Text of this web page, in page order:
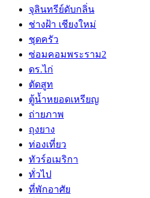
จุลินทรีย์ดับกลิ่น
ช่างฝ้า เชียงใหม่
ชุดครัว
ซ่อมคอมพระราม2
ดร.ไก่
ตัดสูท
ตู้น้ำหยอดเหรียญ
ถ่ายภาพ
ถุงยาง
ท่องเที่ยว
ทัวร์อเมริกา
ทั่วไป
ที่พักอาศัย